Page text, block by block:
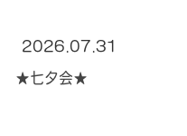
2026.07.31
★七夕会★